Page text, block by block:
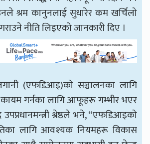
श्रम कानुनलाई सुधारेर कम खर्चिलो
नीति लिइएको जानकारी दिए ।
(एफडिआइ)को सञ्चालनका लागि
कायम गर्नका लागि आफूहरू गम्भीर भएर
श्रेष्ठले भने, “एफडिआइको
लागि आवश्यक नियमहरू विकास